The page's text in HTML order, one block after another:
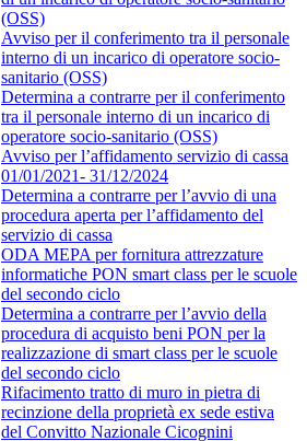
(OSS)
Avviso per il conferimento tra il personale
interno di un incarico di operatore socio-
sanitario (OSS)
Determina a contrarre per il conferimento
tra il personale interno di un incarico di
operatore socio-sanitario (OSS)
Avviso per l’affidamento servizio di cassa
01/01/2021- 31/12/2024
Determina a contrarre per l’avvio di una
procedura aperta per l’affidamento del
servizio di cassa
ODA MEPA per fornitura attrezzature
informatiche PON smart class per le scuole
del secondo ciclo
Determina a contrarre per l’avvio della
procedura di acquisto beni PON per la
realizzazione di smart class per le scuole
del secondo ciclo
Rifacimento tratto di muro in pietra di
recinzione della proprietà ex sede estiva
del Convitto Nazionale Cicognini